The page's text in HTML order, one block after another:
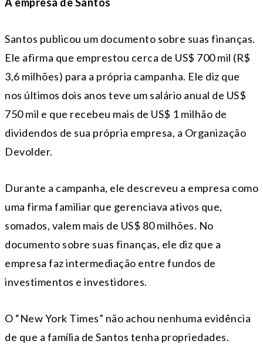
Santos publicou um documento sobre suas finanças.
Ele afirma que emprestou cerca de US$ 700 mil (R$
3,6 milhões) para a própria campanha. Ele diz que
nos últimos dois anos teve um salário anual de US$
750 mil e que recebeu mais de US$ 1 milhão de
dividendos de sua própria empresa, a Organização
Devolder.
Durante a campanha, ele descreveu a empresa como
uma firma familiar que gerenciava ativos que,
somados, valem mais de US$ 80 milhões. No
documento sobre suas finanças, ele diz que a
empresa faz intermediação entre fundos de
investimentos e investidores.
O “New York Times” não achou nenhuma evidência
de que a família de Santos tenha propriedades.